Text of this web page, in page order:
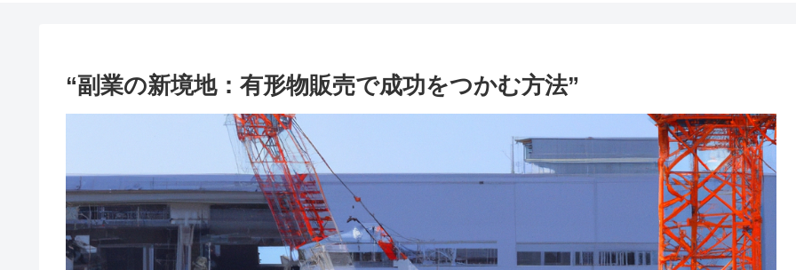
“副業の新境地：有形物販売で成功をつかむ方法”